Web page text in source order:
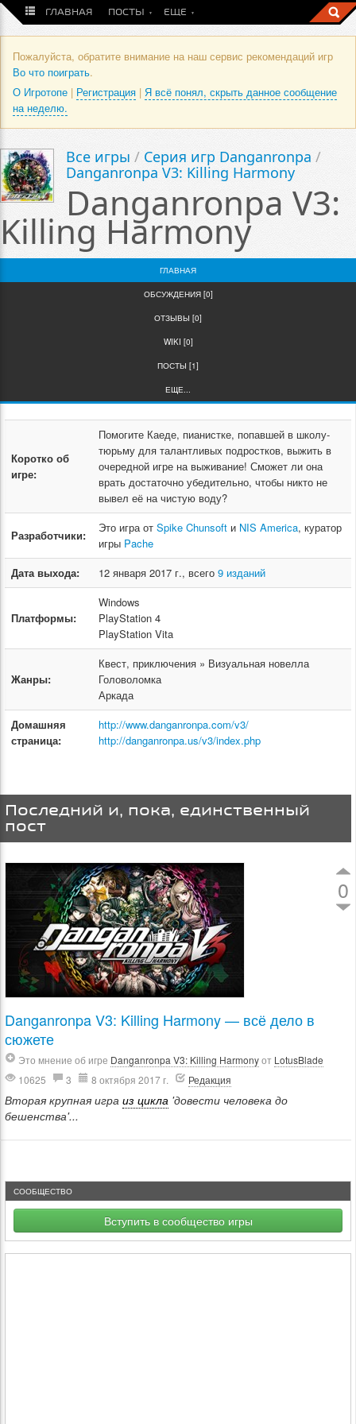
ГЛАВНАЯ ПОСТЫ ЕЩЕ
Пожалуйста, обратите внимание на наш сервис рекомендаций игр
Во что поиграть.
О Игротопе | Регистрация | Я всё понял, скрыть данное сообщение
на неделю.
Все игры / Серия игр Danganronpa /
Danganronpa V3: Killing Harmony
Danganronpa V3:
Killing Harmony
ГЛАВНАЯ
ОБСУЖДЕНИЯ [0]
ОТЗЫВЫ [0]
WIKI [0]
ПОСТЫ [1]
ЕЩЕ...
Коротко об
игре:
Помогите Каеде, пианистке, попавшей в школу-
тюрьму для талантливых подростков, выжить в
очередной игре на выживание! Сможет ли она
врать достаточно убедительно, чтобы никто не
вывел её на чистую воду?
Разработчики:
Это игра от Spike Chunsoft и NIS America, куратор
игры Pache
Дата выхода:
12 января 2017 г., всего 9 изданий
Платформы:
Windows
PlayStation 4
PlayStation Vita
Жанры:
Квест, приключения » Визуальная новелла
Головоломка
Аркада
Домашняя
страница:
http://www.danganronpa.com/v3/
http://danganronpa.us/v3/index.php
Последний и, пока, единственный
пост
0
Danganronpa V3: Killing Harmony — всё дело в
сюжете
Это мнение об игре Danganronpa V3: Killing Harmonyот LotusBlade
10625
3 8 октября 2017 г. Редакция
Вторая крупная игра из цикла 'довести человека до
бешенства'...
СООБЩЕСТВО
Вступить в сообщество игры